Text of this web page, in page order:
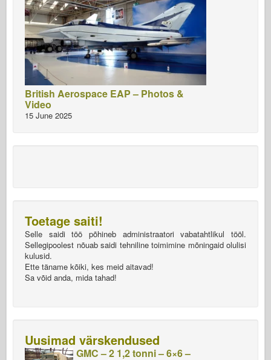
British Aerospace EAP – Photos &
Video
15 June 2025
Toetage saiti!
Selle saidi töö põhineb administraatori vabatahtlikul tööl.
Sellegipoolest nõuab saidi tehniline toimimine mõningaid olulisi
kulusid.
Ette täname kõiki, kes meid aitavad!
Sa võid anda, mida tahad!
Uusimad värskendused
GMC – 2 1,2 tonni – 6×6 –